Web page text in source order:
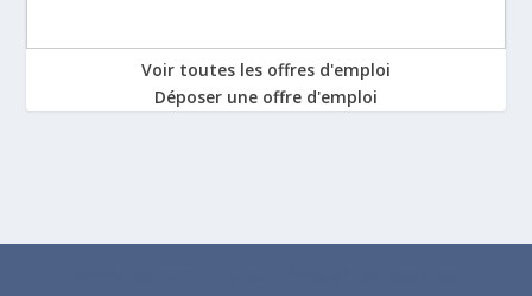
Voir toutes les offres d'emploi
Déposer une offre d'emploi